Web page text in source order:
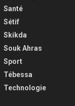
Santé
Sétif
Skikda
Souk Ahras
Sport
Tébessa
Technologie